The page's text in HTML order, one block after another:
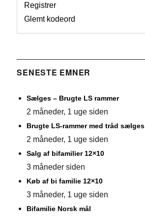
Registrer
Glemt kodeord
SENESTE EMNER
Sælges – Brugte LS rammer
2 måneder, 1 uge siden
Brugte LS-rammer med tråd sælges
2 måneder, 1 uge siden
Salg af bifamilier 12×10
3 måneder siden
Køb af bi familie 12×10
3 måneder, 1 uge siden
Bifamilie Norsk mål